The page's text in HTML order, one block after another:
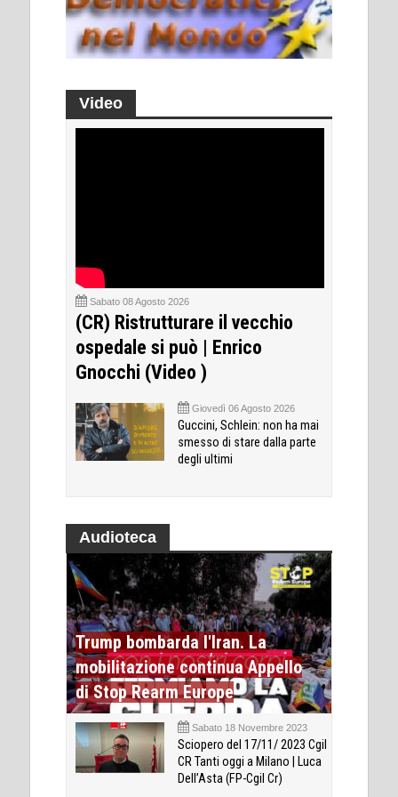
Video
Sabato 08 Agosto 2026
(CR) Ristrutturare il vecchio
ospedale si può | Enrico
Gnocchi (Video )
Giovedì 06 Agosto 2026
Guccini, Schlein: non ha mai
smesso di stare dalla parte
degli ultimi
Audioteca
Trump bombarda l'Iran. La
mobilitazione continua Appello
di Stop Rearm Europe
Sabato 18 Novembre 2023
Sciopero del 17/11/ 2023 Cgil
CR Tanti oggi a Milano | Luca
Dell’Asta (FP-Cgil Cr)